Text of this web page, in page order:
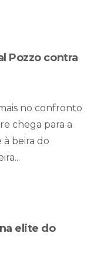
Pozzo contra
no confronto
chega para a
beira do
elite do